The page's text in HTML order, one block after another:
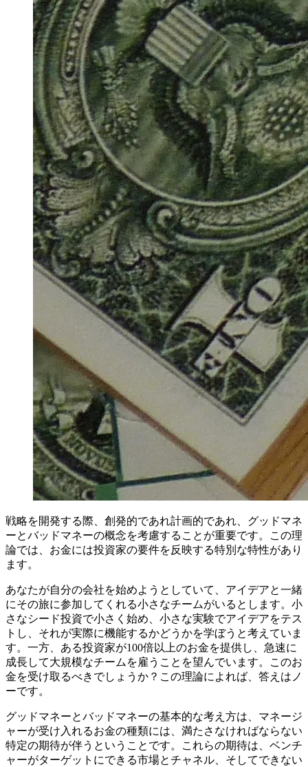
戦略を開発する際、創発的であれ計画的であれ、グッドマネ
ーとバッドマネーの概念を考慮することが重要です。この理
論では、お金には投資家の要件を反映する特別な特性があり
ます。
あなたが自分の会社を始めようとしていて、アイデアと一緒
にその旅に参加してくれる小さなチームがいるとします。小
さなシード投資で小さく始め、小さな実験でアイデアをテス
トし、それが実際に機能するかどうかを学ぼうと考えていま
す。一方、ある投資家が100倍以上のお金を提供し、急速に
成長して大規模なチームを雇うことを望んでいます。このお
金を受け取るべきでしょうか？この理論によれば、答えはノ
ーです。
グッドマネーとバッドマネーの基本的な考え方は、マネージ
ャーが受け入れるお金の種類には、満たさなければならない
特定の期待が伴うということです。これらの期待は、ベンチ
ャーがターゲットにできる市場とチャネル、そしてできない